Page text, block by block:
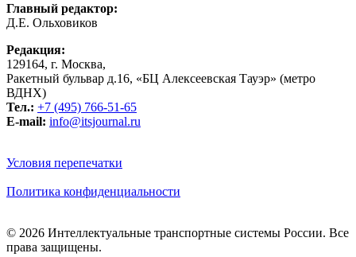
Главный редактор:
Д.Е. Ольховиков
Редакция:
129164, г. Москва,
Ракетный бульвар д.16, «БЦ Алексеевская Тауэр» (метро
ВДНХ)
Тел.: +7 (495) 766-51-65
E-mail: info@itsjournal.ru
Условия перепечатки
Политика конфиденциальности
© 2026 Интеллектуальные транспортные системы России. Все
права защищены.